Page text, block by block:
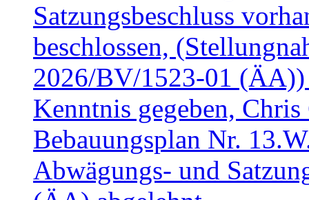
Satzungsbeschluss
beschlossen,
2026/BV/1523-01
Kenntnis gegeben,
Bebauungsplan Nr.
Abwägungs- und